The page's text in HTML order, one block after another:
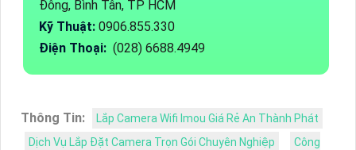
Đông, Bình Tân, TP HCM
Kỹ Thuật: 0906.855.330
Điện Thoại: (028) 6688.4949
Thông Tin:
Lắp Camera Wifi Imou Giá Rẻ An Thành Phát
Dịch Vụ Lắp Đặt Camera Trọn Gói Chuyên Nghiệp
Công